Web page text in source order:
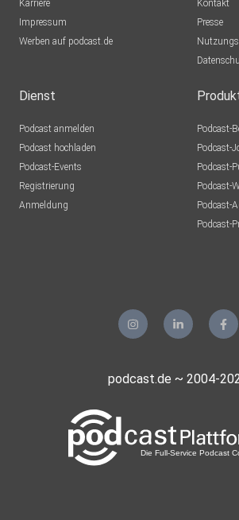
Karriere
Impressum
Werben auf podcast.de
Kontakt
Presse
Dienst
Podcast anmelden
Podcast hochladen
Podcast-Events
Registrierung
Anmeldung
Podcast-
Podcast-
Podcast-
Podcast-
Podcast-
Podcast-
podcast.de ~ 2004-